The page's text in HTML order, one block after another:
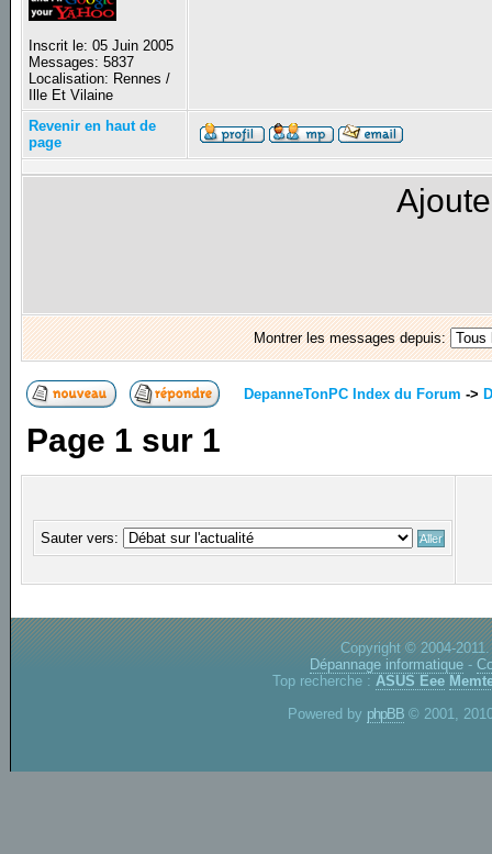
Inscrit le: 05 Juin 2005
Messages: 5837
Localisation: Rennes /
Ille Et Vilaine
Revenir en haut de
page
Montrer les messages depuis:
DepanneTonPC Index du Forum ->
Page 1 sur 1
Sauter vers:
Copyright © 2004-
Dépannage informatique -
Top recherche : ASUS Eee
Powered by phpBB © 2001,